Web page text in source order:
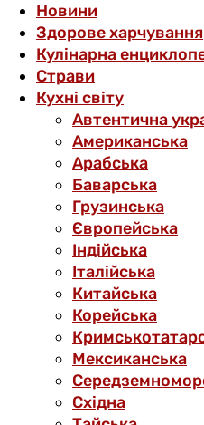
Новини
Здорове харчування
Кулінарна
Страви
Кухні світу
Автентична
Американська
Арабська
Баварська
Грузинська
Європейська
Індійська
Італійська
Китайська
Корейська
Мексиканська
Східна